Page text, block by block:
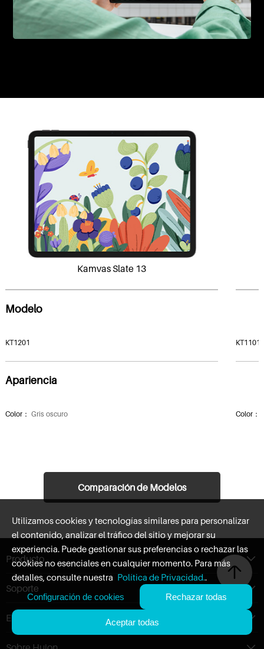
Kamvas Slate 13
Modelo
KT1201 KT1101
Apariencia
Color： Gris oscuro
Espacio de trabajo：191 x 259,8 mm
Peso neto：682 g
Táctil al dedo： Incell 10 Puntos Táctil Capacitivo
Soporte：Funda de piel con función de soporte
Interfaz de video：Puerto USB 2.0
Color：
Peso
Táctil al
Soporte
Interfaz
Pantalla
Comparación de Modelos
Producto
Soporte
Empresa
Utilizamos cookies y tecnologías similares para personalizar
el contenido, analizar el tráfico del sitio y mejorar su
experiencia. Puede gestionar sus preferencias o rechazar las
cookies no esenciales en cualquier momento. Para más
detalles, consulte nuestra Política de Privacidad..
Configuración de cookies Rechazar todas
Aceptar todas